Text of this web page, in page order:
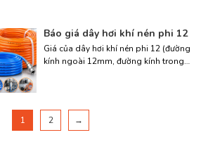
sách của từng nhà phân phối.Muốn
chọn đúng dầu, tránh mua nhầm sản
phẩm không phù hợp, hãy liên hệ
Báo giá dây hơi khí nén phi 12
Giá của dây hơi khí nén phi 12 (đường
kính ngoài 12mm, đường kính trong
100m hoặc bán lẻ theo mét. Bạn đang
tìm giá dây hơi khí nén phi 12 nhưng
1 2 →